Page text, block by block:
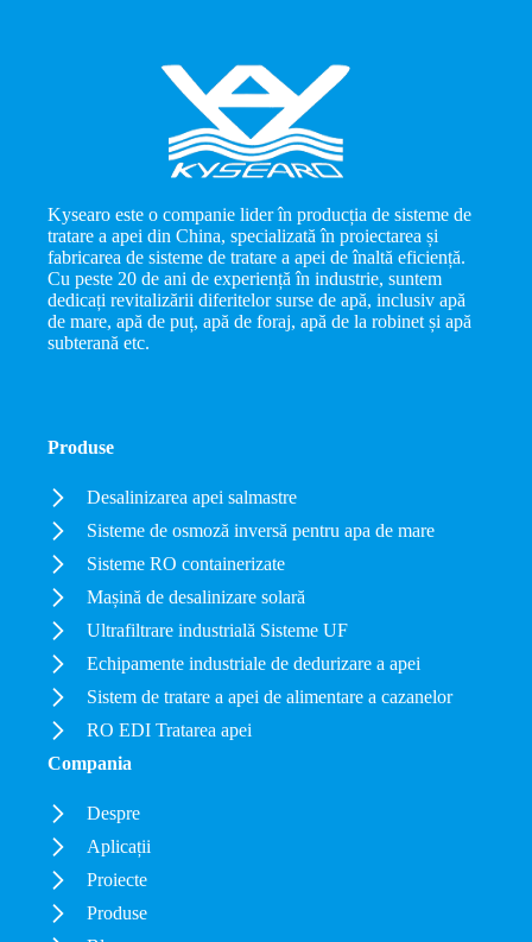
Kysearo este o companie lider în producția de sisteme de
tratare a apei din China, specializată în proiectarea și
fabricarea de sisteme de tratare a apei de înaltă eficiență.
Cu peste 20 de ani de experiență în industrie, suntem
dedicați revitalizării diferitelor surse de apă, inclusiv apă
de mare, apă de puț, apă de foraj, apă de la robinet și apă
subterană etc.
Produse
Desalinizarea apei salmastre
Sisteme de osmoză inversă pentru apa de mare
Sisteme RO containerizate
Mașină de desalinizare solară
Ultrafiltrare industrială Sisteme UF
Echipamente industriale de dedurizare a apei
Sistem de tratare a apei de alimentare a cazanelor
RO EDI Tratarea apei
Compania
Despre
Aplicații
Proiecte
Produse